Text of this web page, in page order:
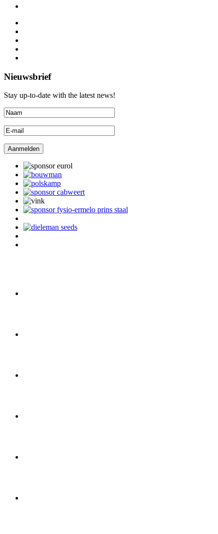
Nieuwsbrief
Stay up-to-date with the latest news!